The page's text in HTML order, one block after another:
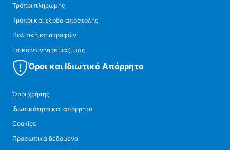
Τρόποι πληρωμής
Τρόποι και έξοδα αποστολής
Πολιτική επιστροφών
Επικοινωνήστε μαζί μας
Όροι και Ιδιωτικό Απόρρητο
Όροι χρήσης
Ιδιωτικότητα και απόρρητο
Cookies
Προσωπικά δεδομένα